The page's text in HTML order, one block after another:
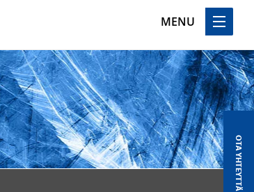
MENU
OTA YHTEYTTÄ